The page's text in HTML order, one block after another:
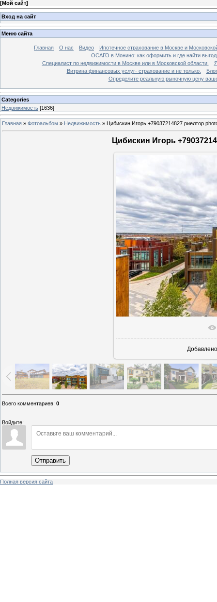
[Мой сайт]
Вход на сайт
Меню сайта
Главная О нас Видео
Ипотечное страхование в Москве и
ОСАГО в Монино: как оформить и где найти
Специалист по недвижимости в Москве или в Московской области.
Витрина финансовых услуг- страхование и не только.
Блог
Определите реальную рыночную цену
Categories
Недвижимость [1636]
Главная » Фотоальбом » Недвижимость » Цибискин Игорь +79037214827 риелтор
Цибискин Игорь
В
Добавлено
Всего комментариев: 0
Войдите:
Отправить
Полная версия сайта